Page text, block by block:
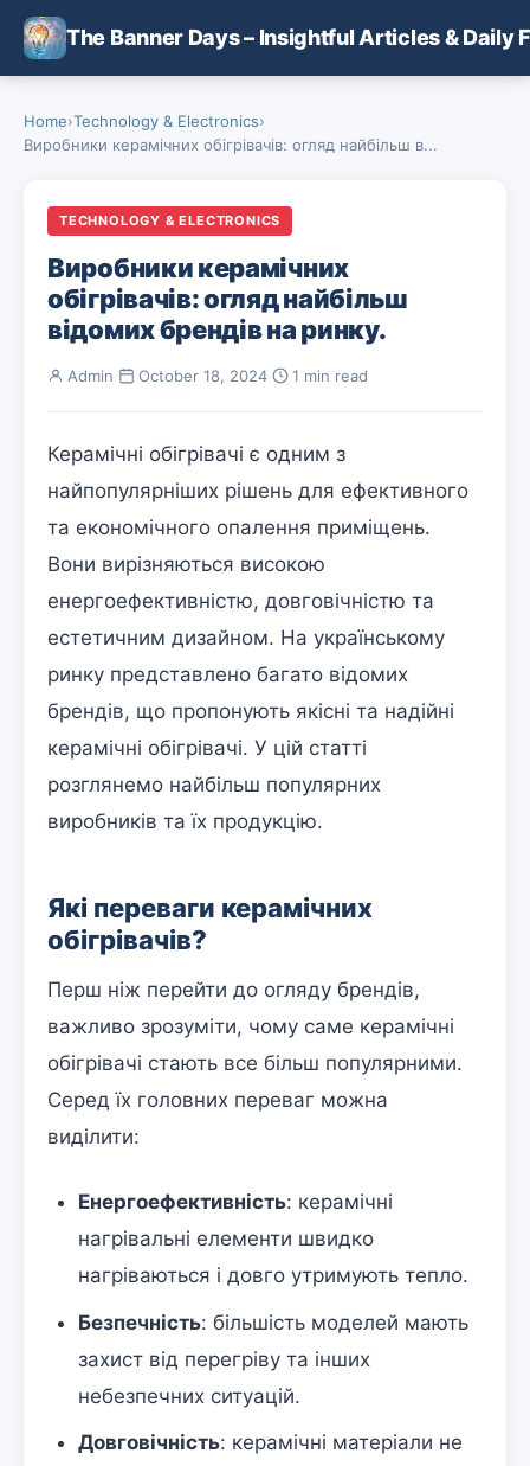
Skip to main content
The Banner Days – Insightful Articles & Daily
Home›Technology & Electronics›
Виробники керамічних обігрівачів: огляд найбільш в...
TECHNOLOGY & ELECTRONICS
Виробники керамічних
обігрівачів: огляд найбільш
відомих брендів на ринку.
Admin October 18, 2024 1 min read
Керамічні обігрівачі є одним з
найпопулярніших рішень для ефективного
та економічного опалення приміщень.
Вони вирізняються високою
енергоефективністю, довговічністю та
естетичним дизайном. На українському
ринку представлено багато відомих
брендів, що пропонують якісні та надійні
керамічні обігрівачі. У цій статті
розглянемо найбільш популярних
виробників та їх продукцію.
Які переваги керамічних
обігрівачів?
Перш ніж перейти до огляду брендів,
важливо зрозуміти, чому саме керамічні
обігрівачі стають все більш популярними.
Серед їх головних переваг можна
виділити:
Енергоефективність: керамічні
нагрівальні елементи швидко
нагріваються і довго утримують тепло.
Безпечність: більшість моделей мають
захист від перегріву та інших
небезпечних ситуацій.
Довговічність: керамічні матеріали не